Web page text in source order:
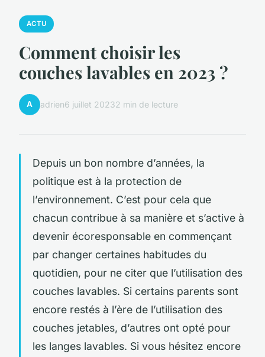
ACTU
Comment choisir les
couches lavables en 2023 ?
A adrien6 juillet 20232 min de lecture
Depuis un bon nombre d’années, la
politique est à la protection de
l’environnement. C’est pour cela que
chacun contribue à sa manière et s’active à
devenir écoresponsable en commençant
par changer certaines habitudes du
quotidien, pour ne citer que l’utilisation des
couches lavables. Si certains parents sont
encore restés à l’ère de l’utilisation des
couches jetables, d’autres ont opté pour
les langes lavables. Si vous hésitez encore